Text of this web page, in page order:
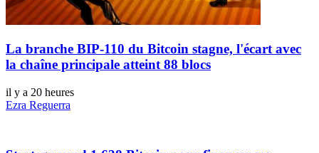
La branche BIP-110 du Bitcoin stagne, l'écart avec
la chaîne principale atteint 88 blocs
il y a 20 heures
Ezra Reguerra